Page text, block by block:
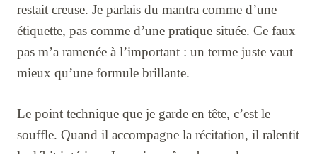
restait creuse. Je parlais du mantra comme d’une
étiquette, pas comme d’une pratique située. Ce faux
pas m’a ramenée à l’important : un terme juste vaut
mieux qu’une formule brillante.
Le point technique que je garde en tête, c’est le
souffle. Quand il accompagne la récitation, il ralentit